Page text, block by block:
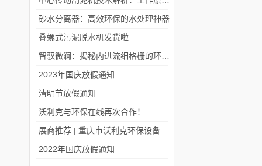
砂水分离器：高效环保的水处理神器
叠螺式污泥脱水机发货啦
2023年国庆放假通知
清明节放假通知
沃利克与环保在线再次合作！
2022年国庆放假通知